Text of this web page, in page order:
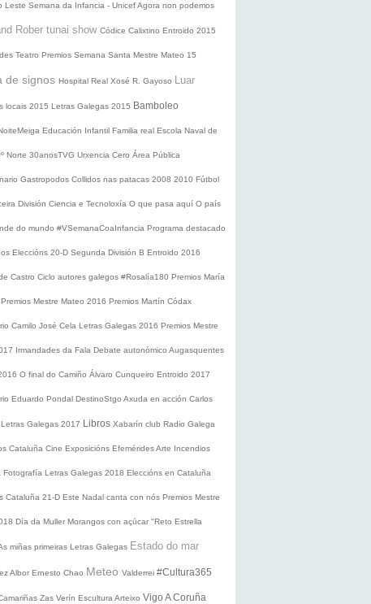
Leste Semana da Infancia - UnicefAgora non podemos
Rober tunai show Códice Calixtino Entroido 2015
Teatro Premios Semana Santa Mestre Mateo 15
de signos Hospital Real Xosé R. Gayoso Luar
locais 2015 Letras Galegas 2015 Bamboleo
Educación Infantil Familia real Escola Naval de
Norte 30anosTVG Urxencia Cero Área Pública
Gastropodos Collidos nas patacas 2008 2010 Fútbol
División Ciencia e Tecnoloxía O que pasa aquí O país
do mundo #VSemanaCoaInfancia Programa destacado
Eleccións 20-D Segunda División B Entroido 2016
Castro Ciclo autores galegos #Rosalía180 Premios María
Premios Mestre Mateo 2016 Premios Martín Códax
Camilo José Cela Letras Galegas 2016 Premios Mestre
Irmandades da Fala Debate autonómico Augasquentes
O final do Camiño Álvaro Cunqueiro Entroido 2017
Eduardo Pondal DestinoStgo Axuda en acción Carlos
Letras Galegas 2017 Libros Xabarín club Radio Galega
Cataluña Cine Exposicións EfeméridesArte Incendios
Fotografía Letras Galegas 2018 Eleccións en Cataluña
Cataluña 21-D Este Nadal canta con nós Premios Mestre
Día da Muller Morangos con açúcar "Reto Estrella
miñas primeiras Letras Galegas Estado do mar
Albor Ernesto Chao Meteo Valderrei #Cultura365
Zas Verín Escultura Arteixo Vigo A Coruña